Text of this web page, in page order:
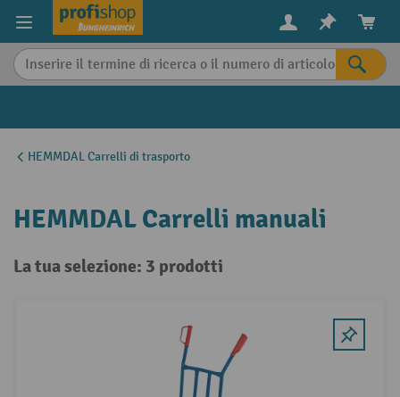
content
HEMMDAL Carrelli di trasporto
HEMMDAL Carrelli manuali
La tua selezione: 3 prodotti